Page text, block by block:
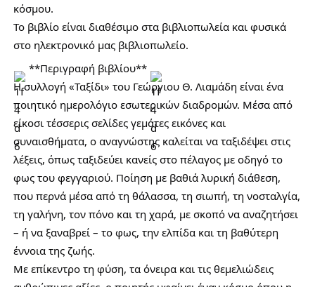
κόσμου.
Το βιβλίο είναι διαθέσιμο στα βιβλιοπωλεία και φυσικά
στο ηλεκτρονικό μας βιβλιοπωλείο.
**Περιγραφή βιβλίου**
Η συλλογή «Ταξίδι» του Γεώργιου Θ. Λιαμάδη είναι ένα
ποιητικό ημερολόγιο εσωτερικών διαδρομών. Μέσα από
είκοσι τέσσερις σελίδες γεμάτες εικόνες και
συναισθήματα, ο αναγνώστης καλείται να ταξιδέψει στις
λέξεις, όπως ταξιδεύει κανείς στο πέλαγος με οδηγό το
φως του φεγγαριού. Ποίηση με βαθιά λυρική διάθεση,
που περνά μέσα από τη θάλασσα, τη σιωπή, τη νοσταλγία,
τη γαλήνη, τον πόνο και τη χαρά, με σκοπό να αναζητήσει
– ή να ξαναβρεί – το φως, την ελπίδα και τη βαθύτερη
έννοια της ζωής.
Με επίκεντρο τη φύση, τα όνειρα και τις θεμελιώδεις